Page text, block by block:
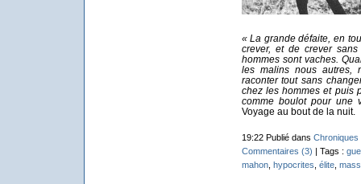
« La grande défaite, en
crever, et de crever
hommes sont vaches.
les malins nous autres,
raconter tout sans
chez les hommes et puis
comme boulot pour une
Voyage au bout de la nuit.
19:22 Publié dans Chroniques
Commentaires (3) | Tags :
mahon, hypocrites élite,